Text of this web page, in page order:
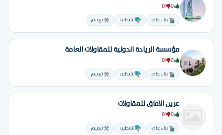
بناء عام تشطيب ترميم
مؤسسة الريادة الدولية للمقاولات العامة
بناء عام تشطيب ترميم
عرين الافاق للمقاولات
بناء عام تشطيب ترميم